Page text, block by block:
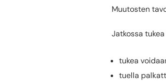
Muutosten
Jatkossa
tukea
tuella